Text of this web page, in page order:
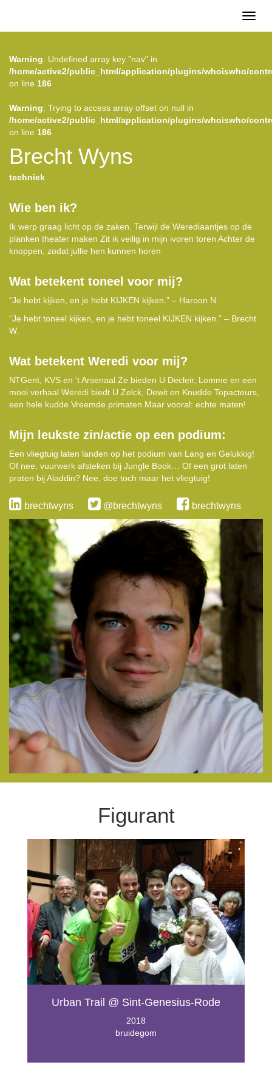
Warning: Undefined array key "nav" in
/home/active2/public_html/application/plugins/whoiswho/
on line 186
Warning: Trying to access array offset on null in
/home/active2/public_html/application/plugins/whoiswho/
on line 186
Brecht Wyns
techniek
Wie ben ik?
Ik werp graag licht op de zaken. Terwijl de Werediaantjes op de
planken theater maken Zit ik veilig in mijn ivoren toren Achter de
knoppen, zodat jullie hen kunnen horen
Wat betekent toneel voor mij?
“Je hebt kijken, en je hebt KIJKEN kijken.” – Haroon N.
“Je hebt toneel kijken, en je hebt toneel KIJKEN kijken.” – Brecht
W.
Wat betekent Weredi voor mij?
NTGent, KVS en ’t Arsenaal Ze bieden U Decleir, Lomme en een
mooi verhaal Weredi biedt U Zelck, Dewit en Knudde Topacteurs,
een hele kudde Vreemde primaten Maar vooral: echte maten!
Mijn leukste zin/actie op een podium:
Een vliegtuig laten landen op het podium van Lang en Gelukkig!
Of nee, vuurwerk afsteken bij Jungle Book… Of een grot laten
praten bij Aladdin? Nee, doe toch maar het vliegtuig!
brechtwyns @brechtwyns brechtwyns
Figurant
Urban Trail @ Sint-Genesius-Rode
2018
bruidegom